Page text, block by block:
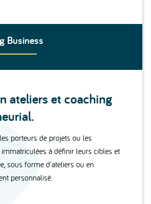
Business
ateliers et coaching
porteurs de projets ou les
immatriculées à définir leurs cibles et
sous forme d'ateliers ou en
personnalisé.